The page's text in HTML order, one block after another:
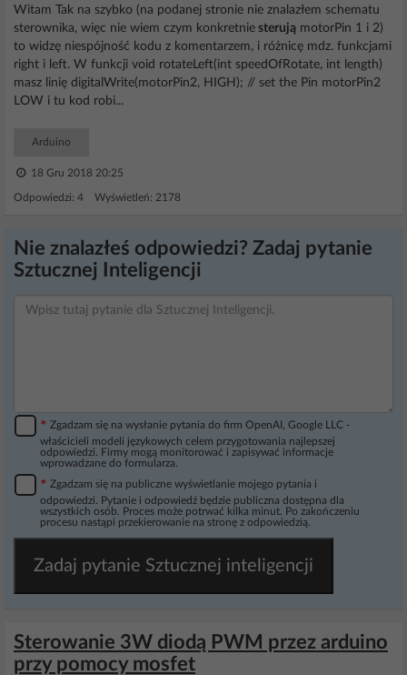
Witam Tak na szybko (na podanej stronie nie znalazłem schematu
sterownika, więc nie wiem czym konkretnie sterują motorPin 1 i 2)
to widzę niespójność kodu z komentarzem, i różnicę mdz. funkcjami
right i left. W funkcji void rotateLeft(int speedOfRotate, int length)
masz linię digitalWrite(motorPin2, HIGH); // set the Pin motorPin2
LOW i tu kod robi...
Arduino
18 Gru 2018 20:25
Odpowiedzi: 4 Wyświetleń: 2178
Nie znalazłeś odpowiedzi? Zadaj pytanie
Sztucznej Inteligencji
* Zgadzam się na wysłanie pytania do firm OpenAI, Google LLC -
właścicieli modeli językowych celem przygotowania najlepszej
odpowiedzi. Firmy mogą monitorować i zapisywać informacje
wprowadzane do formularza.
* Zgadzam się na publiczne wyświetlanie mojego pytania i
odpowiedzi. Pytanie i odpowiedź będzie publiczna dostępna dla
wszystkich osób. Proces może potrwać kilka minut. Po zakończeniu
procesu nastąpi przekierowanie na stronę z odpowiedzią.
Zadaj pytanie Sztucznej inteligencji
Sterowanie 3W diodą PWM przez arduino
przy pomocy mosfet